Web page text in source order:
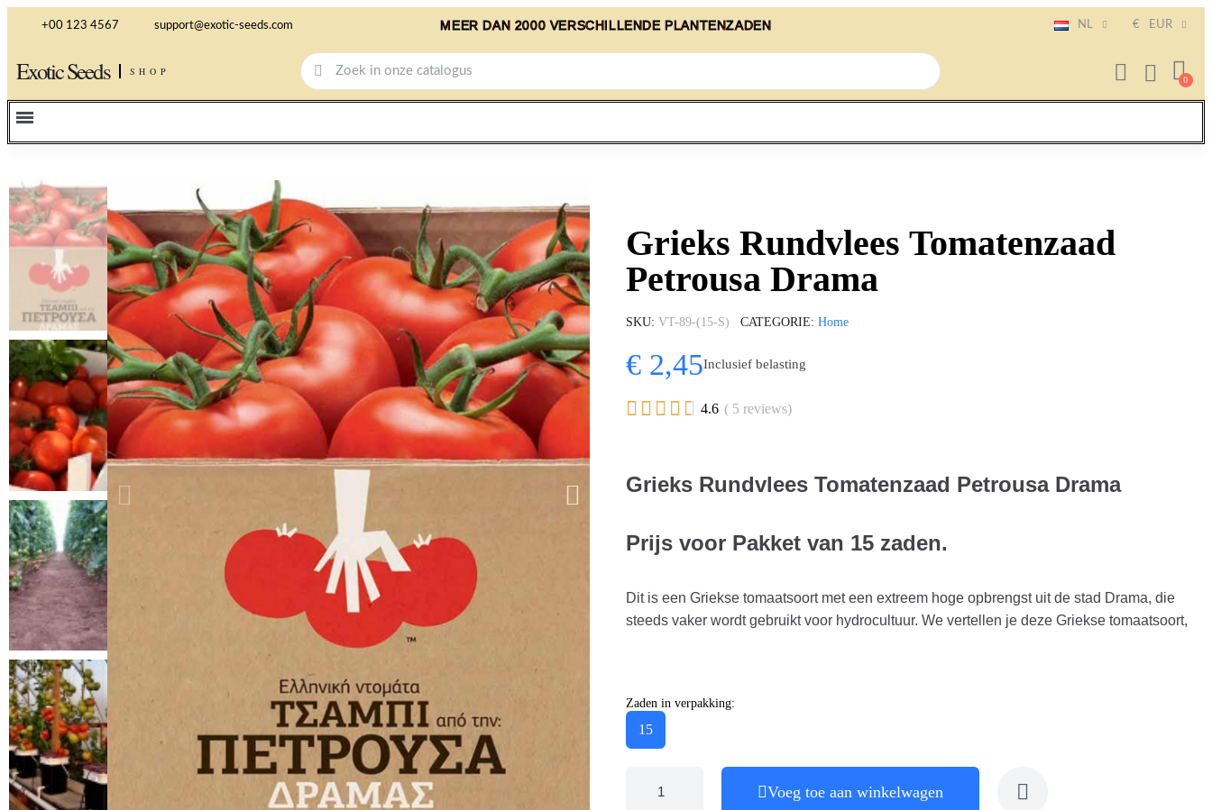
+00 123 4567 support@exotic-seeds.com MEER DAN 2000 VERSCHILLENDE PLANTENZADEN NL € EUR
Exotic Seeds SHOP
Grieks Rundvlees Tomatenzaad
Petrousa Drama
SKU VT-89-(15-S) CATEGORIE Home
€ 2,45Inclusief belasting
     4.6 ( 5 reviews)
Grieks Rundvlees Tomatenzaad Petrousa Drama
Prijs voor Pakket van 15 zaden.
Dit is een Griekse tomaatsoort met een extreem hoge opbrengst uit de stad Drama, die
steeds vaker wordt gebruikt voor hydrocultuur. We vertellen je deze Griekse tomaatsoort,
Zaden in verpakking:
15
Voeg toe aan winkelwagen